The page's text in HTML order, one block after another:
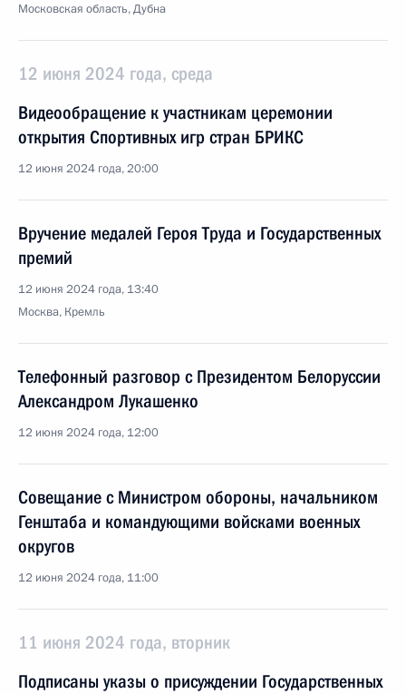
Московская область, Дубна
12 июня 2024 года, среда
Видеообращение к участникам церемонии
открытия Спортивных игр стран БРИКС
12 июня 2024 года, 20:00
Вручение медалей Героя Труда и Государственных
премий
12 июня 2024 года, 13:40
Москва, Кремль
Телефонный разговор с Президентом Белоруссии
Александром Лукашенко
12 июня 2024 года, 12:00
Совещание с Министром обороны, начальником
Генштаба и командующими войсками военных
округов
12 июня 2024 года, 11:00
11 июня 2024 года, вторник
Подписаны указы о присуждении Государственных